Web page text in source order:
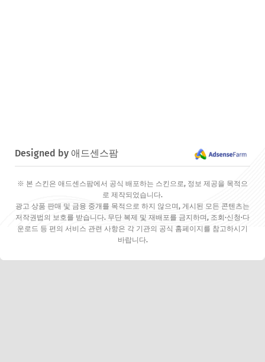
Designed by 애드센스팜
※ 본 스킨은 애드센스팜에서 공식 배포하는 스킨으로, 정보 제공을 목적으
로 제작되었습니다.
광고 상품 판매 및 금융 중개를 목적으로 하지 않으며, 게시된 모든 콘텐츠는
저작권법의 보호를 받습니다. 무단 복제 및 재배포를 금지하며, 조회·신청·다
운로드 등 편의 서비스 관련 사항은 각 기관의 공식 홈페이지를 참고하시기
바랍니다.